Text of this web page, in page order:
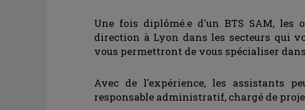
Une fois diplômé.e d'un BTS SAM, les
direction à Lyon dans les secteurs qui
vous permettront de vous spécialiser
Avec de l'expérience, les assistants
responsable administratif, chargé de